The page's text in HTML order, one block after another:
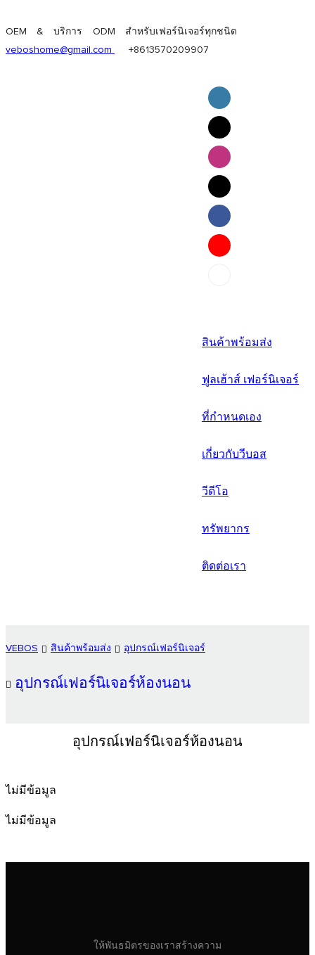
OEM & บริการ ODM สำหรับเฟอร์นิเจอร์ทุกชนิด
veboshome@gmail.com
+8613570209907
English
Pilipino
ภาษาไทย
日语
italiano
français
العربية
สินค้าพร้อมส่ง
ฟูลเฮ้าส์ เฟอร์นิเจอร์
ที่กำหนดเอง
เกี่ยวกับวีบอส
วีดีโอ
ทรัพยากร
ติดต่อเรา
VEBOS สินค้าพร้อมส่ง อุปกรณ์เฟอร์นิเจอร์
อุปกรณ์เฟอร์นิเจอร์ห้องนอน
อุปกรณ์เฟอร์นิเจอร์ห้องนอน
ไม่มีข้อมูล
ไม่มีข้อมูล
ให้พันธมิตรของเราสร้างความ